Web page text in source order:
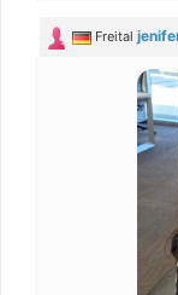
Freital